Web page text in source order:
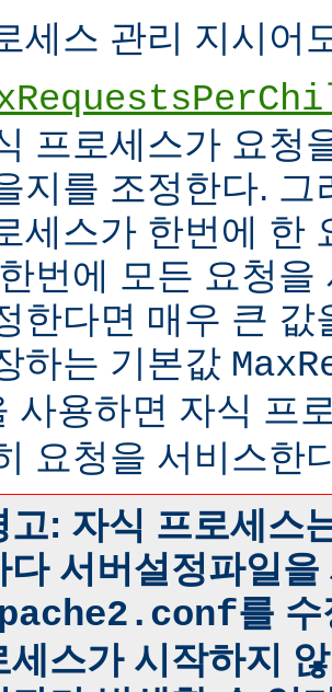
세스 관리 지시어
프로세스가 요청
지를 조정한다. 그
세스가 한번에 한
번에 모든 요청
한다면 매우 큰 값
하는 기본값
사용하면 자식 프
요청을 서비스한
고: 자식 프로세스
다 서버설정파일
를
세스가 시작하지